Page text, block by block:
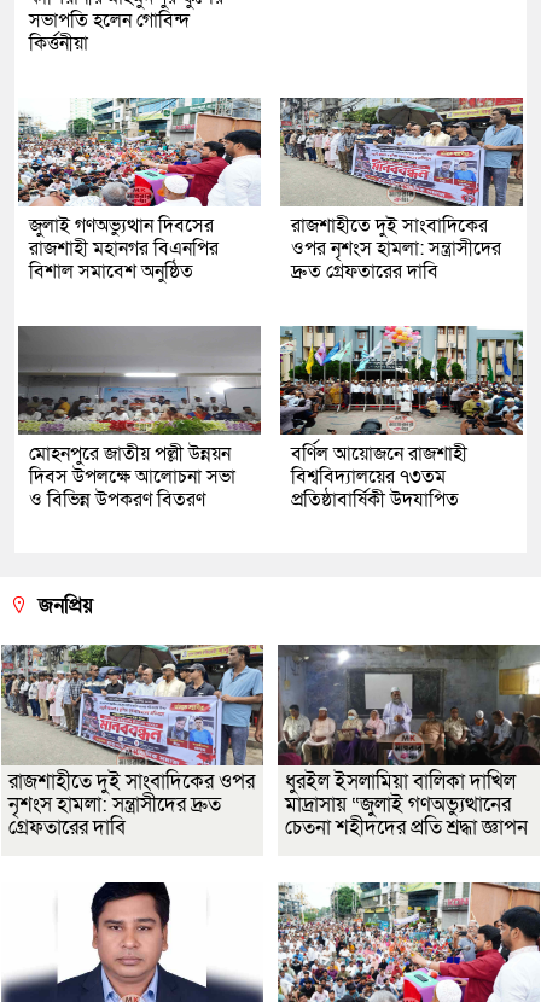
সভাপতি হলেন গোবিন্দ
কির্ত্তনীয়া
জুলাই গণঅভ্যুত্থান দিবসের
রাজশাহী মহানগর বিএনপির
বিশাল সমাবেশ অনুষ্ঠিত
রাজশাহীতে দুই সাংবাদিকের
ওপর নৃশংস হামলা: সন্ত্রাসীদের
দ্রুত গ্রেফতারের দাবি
মোহনপুরে জাতীয় পল্লী উন্নয়ন
দিবস উপলক্ষে আলোচনা সভা
ও বিভিন্ন উপকরণ বিতরণ
বর্ণিল আয়োজনে রাজশাহী
বিশ্ববিদ্যালয়ের ৭৩তম
প্রতিষ্ঠাবার্ষিকী উদযাপিত
জনপ্রিয়
রাজশাহীতে দুই সাংবাদিকের ওপর
নৃশংস হামলা: সন্ত্রাসীদের দ্রুত
গ্রেফতারের দাবি
ধুরইল ইসলামিয়া বালিকা দাখিল
মাদ্রাসায় “জুলাই গণঅভ্যুত্থানের
চেতনা শহীদদের প্রতি শ্রদ্ধা জ্ঞাপন